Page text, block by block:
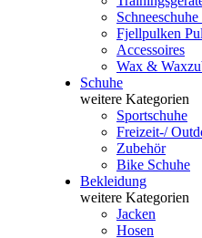
Fjellpulken
Accessoires
Wax &
Schuhe
weitere Kategorien
Sportschuhe
Freizeit-/
Zubehör
Bike Schuhe
Bekleidung
weitere Kategorien
Jacken
Hosen